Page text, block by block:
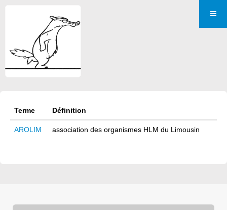
Terme Définition
AROLIM association des organismes HLM du Limousin